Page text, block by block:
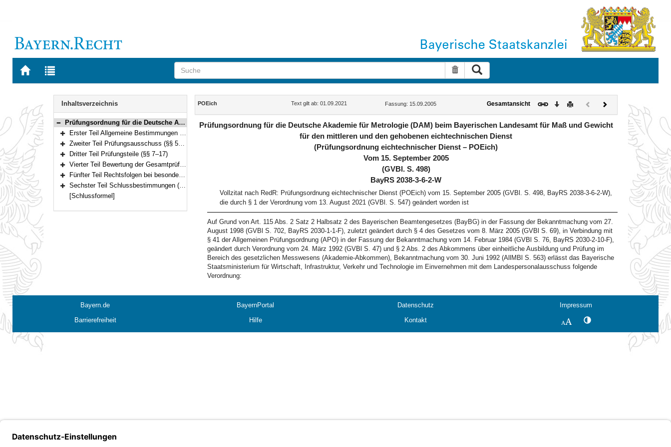
Zur
BAYERN.RECHT
Zur
letzten
Suche zurücksetzen
Navigation
Inhaltsverzeichnis
Bereich reduzieren
Prüfungsordnung für die Deutsche Akademie für Metrologie (DAM) beim Bayerischen Landesamt für Maß und Gewicht für den mittleren und den gehobenen eichtechnischen Dienst (Prüfungsordnung eichtechnischer Dienst – POEich) Vom 15. September 2005 (GVBl. S. 498) BayRS 2038-3-6-2-W (§§ 1–30)
Bereich erweitern
Erster Teil Allgemeine Bestimmungen (§§ 1–4)
Bereich erweitern
Zweiter Teil Prüfungsausschuss (§§ 5–6)
Bereich erweitern
Dritter Teil Prüfungsteile (§§ 7–17)
Bereich erweitern
Vierter Teil Bewertung der Gesamtprüfung (§§ 18–22)
Bereich erweitern
Fünfter Teil Rechtsfolgen bei besonderen Vorkommnissen (§§ 23–29)
Bereich erweitern
Sechster Teil Schlussbestimmungen (§ 30)
[Schlussformel]
Inhalt
POEich Text gilt ab: 01.09.2021 Fassung: 15.09.2005 Gesamtansicht Download
DruckenVorherigesNächstes
Dokument
Prüfungsordnung für die Deutsche Akademie für Metrologie (DAM) beim Bayerischen Landesamt für Maß und Gewicht
für den mittleren und den gehobenen eichtechnischen Dienst
(Prüfungsordnung eichtechnischer Dienst – POEich)
Vom 15. September 2005
(GVBl. S. 498)
BayRS 2038-3-6-2-W
Vollzitat nach RedR: Prüfungsordnung eichtechnischer Dienst (POEich) vom 15. September 2005 (GVBl. S. 498, BayRS 2038-3-6-2-W),
die durch § 1 der Verordnung vom 13. August 2021 (GVBl. S. 547) geändert worden ist
Auf Grund von Art. 115 Abs. 2 Satz 2 Halbsatz 2 des Bayerischen Beamtengesetzes (BayBG) in der Fassung der Bekanntmachung vom 27.
August 1998 (GVBl S. 702, BayRS 2030-1-1-F), zuletzt geändert durch § 4 des Gesetzes vom 8. März 2005 (GVBl S. 69), in Verbindung mit
§ 41 der Allgemeinen Prüfungsordnung (APO) in der Fassung der Bekanntmachung vom 14. Februar 1984 (GVBl S. 76, BayRS 2030-2-10-F),
geändert durch Verordnung vom 24. März 1992 (GVBl S. 47) und § 2 Abs. 2 des Abkommens über einheitliche Ausbildung und Prüfung im
Bereich des gesetzlichen Messwesens (Akademie-Abkommen), Bekanntmachung vom 30. Juni 1992 (AllMBl S. 563) erlässt das Bayerische
Staatsministerium für Wirtschaft, Infrastruktur, Verkehr und Technologie im Einvernehmen mit dem Landespersonalausschuss folgende
Verordnung:
Bayern.de BayernPortal Datenschutz
Impressum
Barrierefreiheit
Hilfe Kontakt SchriftgrößeKontrastwechsel